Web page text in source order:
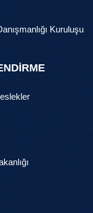
Kuruluşu